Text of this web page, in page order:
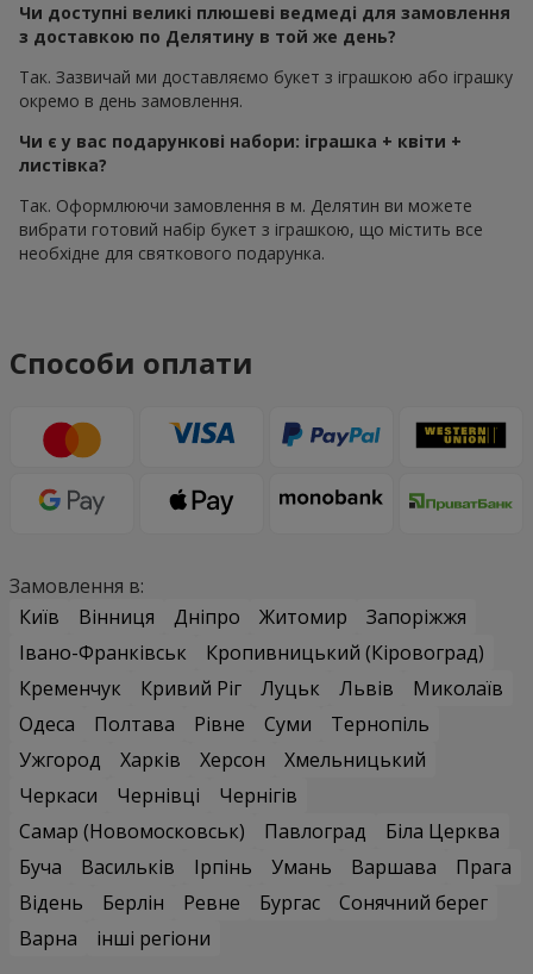
Чи доступні великі плюшеві ведмеді для замовлення
з доставкою по Делятину в той же день?
Так. Зазвичай ми доставляємо букет з іграшкою або іграшку
окремо в день замовлення.
Чи є у вас подарункові набори: іграшка + квіти +
листівка?
Так. Оформлюючи замовлення в м. Делятин ви можете
вибрати готовий набір букет з іграшкою, що містить все
необхідне для святкового подарунка.
Способи оплати
Замовлення в:
Київ
Вінниця Дніпро Житомир
Запоріжжя
Івано-Франківськ
Кропивницький (Кіровоград)
Кременчук
Кривий Ріг Луцьк Львів
Миколаїв
Одеса
Полтава Рівне Суми
Тернопіль
Ужгород
Харків Херсон
Хмельницький
Черкаси
Чернівці
Чернігів
Самар (Новомосковськ)
Павлоград
Біла Церква
Буча
Васильків Ірпінь Умань Варшава
Прага
Відень
Берлін Ревне Бургас
Сонячний берег
Варна
інші регіони